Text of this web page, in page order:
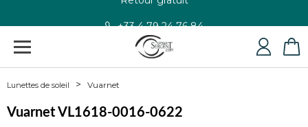
+33 4 79 24 76 84
Lunettes de soleil Vuarnet
Vuarnet VL1618-0016-0622